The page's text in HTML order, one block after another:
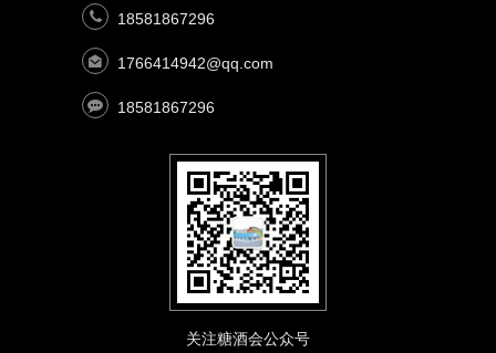
18581867296
1766414942@qq.com
18581867296
关注糖酒会公众号